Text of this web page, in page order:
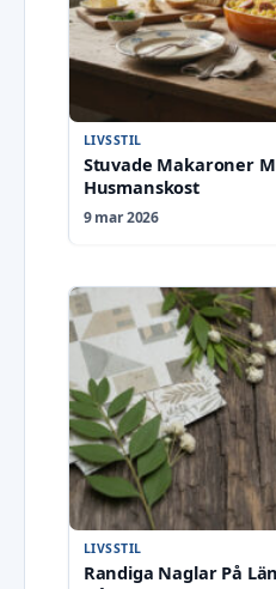
LIVSSTIL
Stuvade Makaroner
Husmanskost
9 mar 2026
LIVSSTIL
Randiga Naglar På